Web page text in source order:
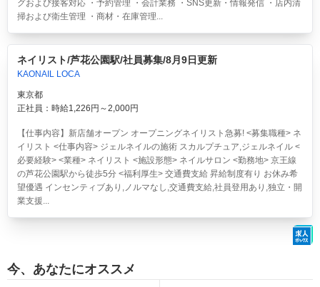
グおよび接客対応 ・予約管理 ・会計業務 ・SNS更新・情報発信 ・店内清
掃および衛生管理 ・商材・在庫管理...
ネイリスト/芦花公園駅/社員募集/8月9日更新
KAONAIL LOCA
東京都
正社員：時給1,226円～2,000円
【仕事内容】新店舗オープン オープニングネイリスト急募! <募集職種> ネ
イリスト <仕事内容> ジェルネイルの施術 スカルプチュア,ジェルネイル <
必要経験> <業種> ネイリスト <施設形態> ネイルサロン <勤務地> 京王線
の芦花公園駅から徒歩5分 <福利厚生> 交通費支給 昇給制度有り お休み希
望優遇 インセンティブあり,ノルマなし,交通費支給,社員登用あり,独立・開
業支援...
今、あなたにオススメ